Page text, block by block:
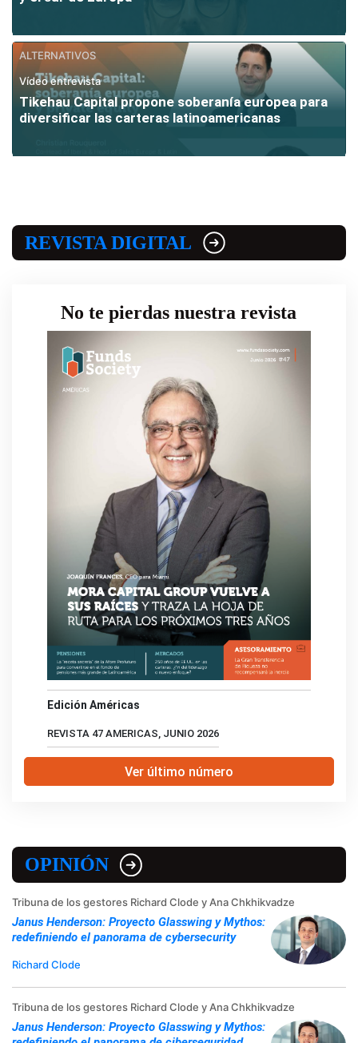
ALTERNATIVOS
Vídeo entrevista
Tikehau Capital propone soberanía europea para
diversificar las carteras latinoamericanas
REVISTA DIGITAL
No te pierdas nuestra revista
Edición Américas
REVISTA 47 AMERICAS, JUNIO 2026
Ver último número
OPINIÓN
Tribuna de los gestores Richard Clode y Ana Chkhikvadze
Janus Henderson: Proyecto Glasswing y Mythos:
redefiniendo el panorama de cybersecurity
Richard Clode
Tribuna de los gestores Richard Clode y Ana Chkhikvadze
Janus Henderson: Proyecto Glasswing y Mythos: